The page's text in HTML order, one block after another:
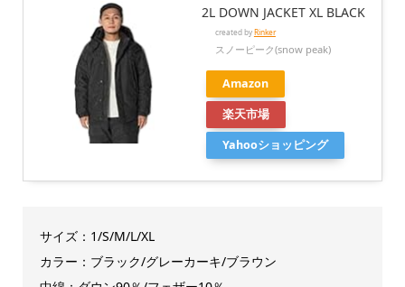
2L DOWN JACKET XL BLACK
created byRinker
スノーピーク(snow peak)
Amazon
楽天市場
Yahooショッピング
サイズ：1/S/M/L/XL
カラー： ブラック/グレーカーキ/ブラウン